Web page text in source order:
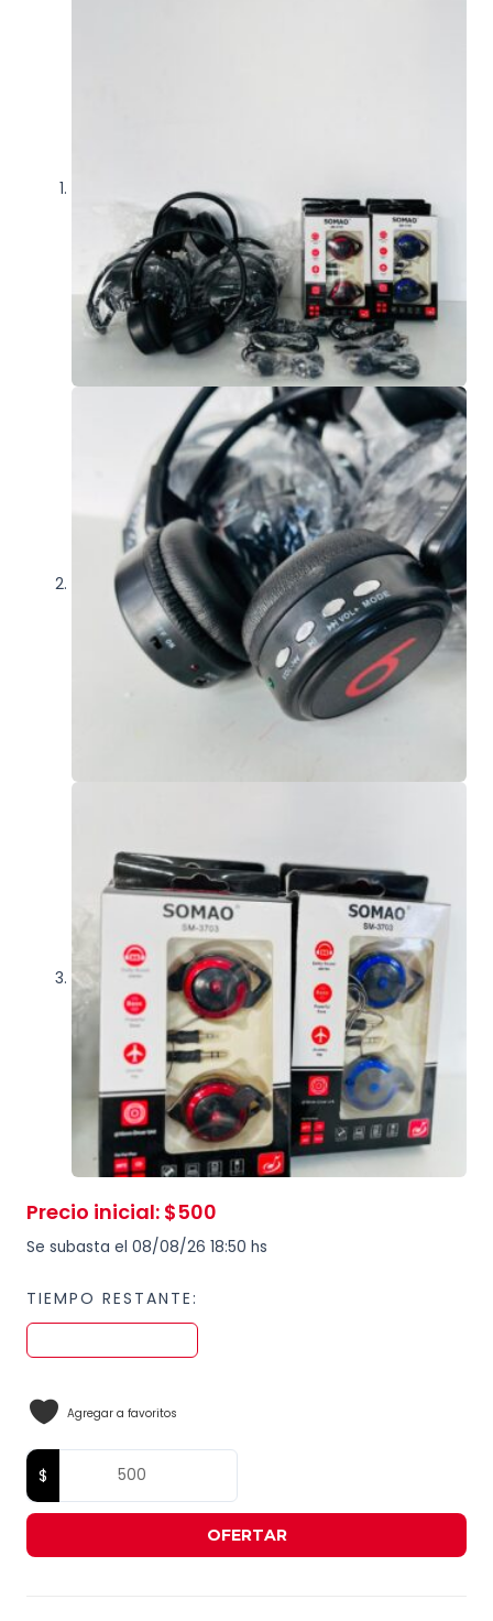
Precio inicial: $500
Se subasta el 08/08/26 18:50 hs
TIEMPO RESTANTE:
Agregar a favoritos
OFERTAR